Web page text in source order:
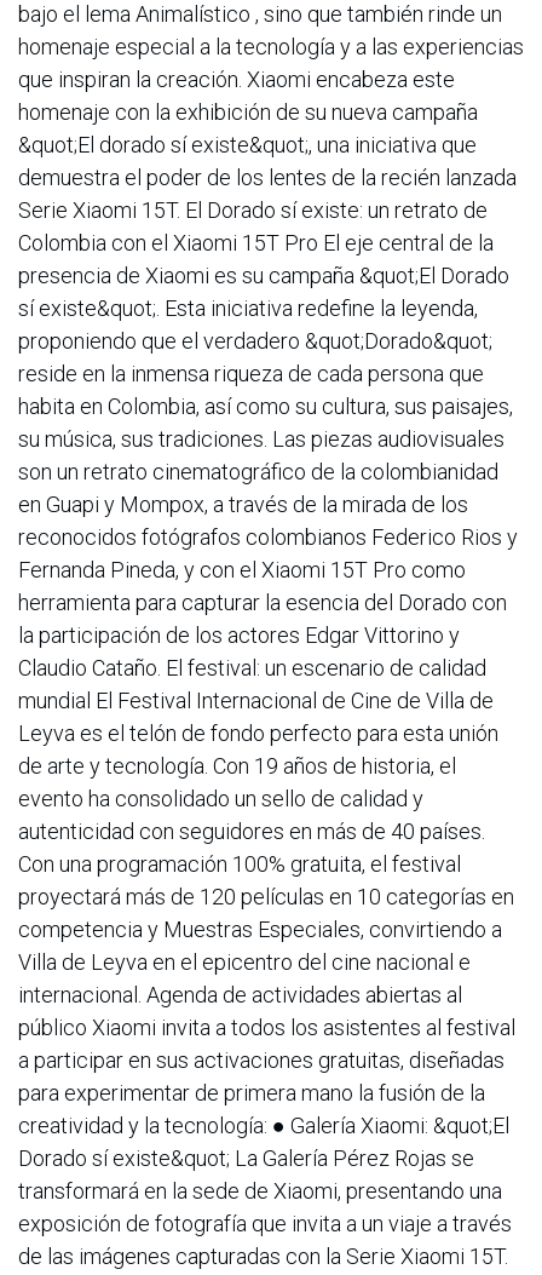
bajo el lema Animalístico , sino que también rinde un
homenaje especial a la tecnología y a las experiencias
que inspiran la creación. Xiaomi encabeza este
homenaje con la exhibición de su nueva campaña
&quot;El dorado sí existe&quot;, una iniciativa que
demuestra el poder de los lentes de la recién lanzada
Serie Xiaomi 15T. El Dorado sí existe: un retrato de
Colombia con el Xiaomi 15T Pro El eje central de la
presencia de Xiaomi es su campaña &quot;El Dorado
sí existe&quot;. Esta iniciativa redefine la leyenda,
proponiendo que el verdadero &quot;Dorado&quot;
reside en la inmensa riqueza de cada persona que
habita en Colombia, así como su cultura, sus paisajes,
su música, sus tradiciones. Las piezas audiovisuales
son un retrato cinematográfico de la colombianidad
en Guapi y Mompox, a través de la mirada de los
reconocidos fotógrafos colombianos Federico Rios y
Fernanda Pineda, y con el Xiaomi 15T Pro como
herramienta para capturar la esencia del Dorado con
la participación de los actores Edgar Vittorino y
Claudio Cataño. El festival: un escenario de calidad
mundial El Festival Internacional de Cine de Villa de
Leyva es el telón de fondo perfecto para esta unión
de arte y tecnología. Con 19 años de historia, el
evento ha consolidado un sello de calidad y
autenticidad con seguidores en más de 40 países.
Con una programación 100% gratuita, el festival
proyectará más de 120 películas en 10 categorías en
competencia y Muestras Especiales, convirtiendo a
Villa de Leyva en el epicentro del cine nacional e
internacional. Agenda de actividades abiertas al
público Xiaomi invita a todos los asistentes al festival
a participar en sus activaciones gratuitas, diseñadas
para experimentar de primera mano la fusión de la
creatividad y la tecnología: ● Galería Xiaomi: &quot;El
Dorado sí existe&quot; La Galería Pérez Rojas se
transformará en la sede de Xiaomi, presentando una
exposición de fotografía que invita a un viaje a través
de las imágenes capturadas con la Serie Xiaomi 15T.